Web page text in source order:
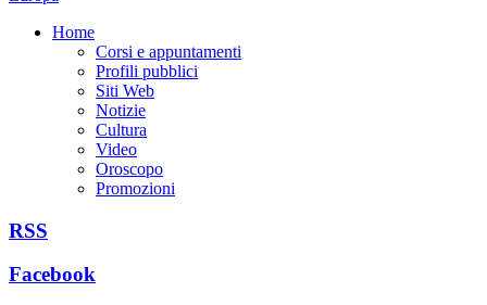
Home
Corsi e appuntamenti
Profili pubblici
Siti Web
Notizie
Cultura
Video
Oroscopo
Promozioni
RSS
Facebook